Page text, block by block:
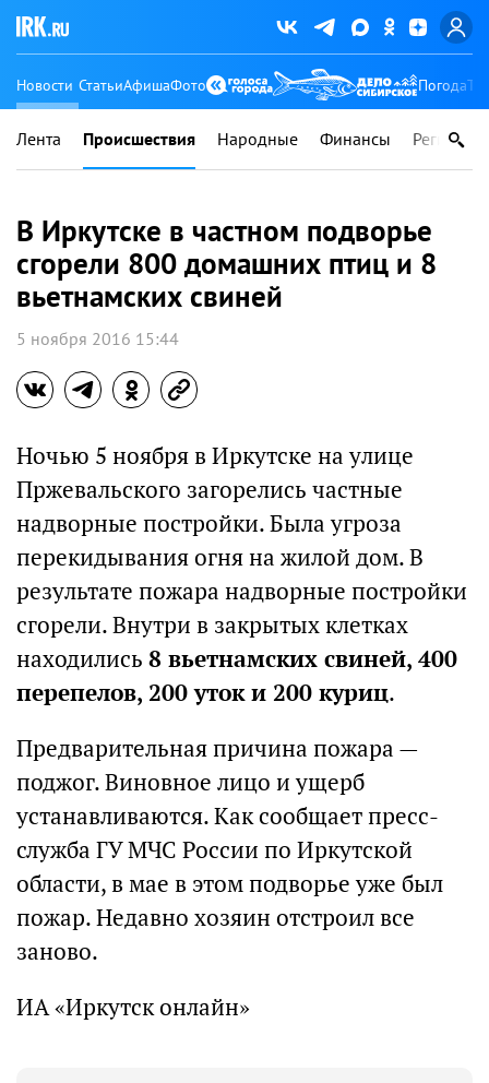
Новости СтатьиАфишаФото Погода
Лента Происшествия Народные Финансы Регионы
В Иркутске в частном подворье
сгорели 800 домашних птиц и 8
вьетнамских свиней
5 ноября 2016 15:44
Ночью 5 ноября в Иркутске на улице
Пржевальского загорелись частные
надворные постройки. Была угроза
перекидывания огня на жилой дом. В
результате пожара надворные постройки
сгорели. Внутри в закрытых клетках
находились 8 вьетнамских свиней, 400
перепелов, 200 уток и 200 куриц.
Предварительная причина пожара —
поджог. Виновное лицо и ущерб
устанавливаются. Как сообщает пресс-
служба ГУ МЧС России по Иркутской
области, в мае в этом подворье уже был
пожар. Недавно хозяин отстроил все
заново.
ИА «Иркутск онлайн»